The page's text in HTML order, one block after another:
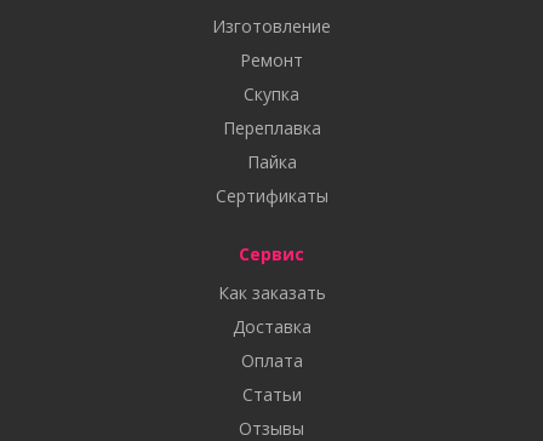
Изготовление
Ремонт
Скупка
Переплавка
Пайка
Сертификаты
Сервис
Как заказать
Доставка
Оплата
Статьи
Отзывы